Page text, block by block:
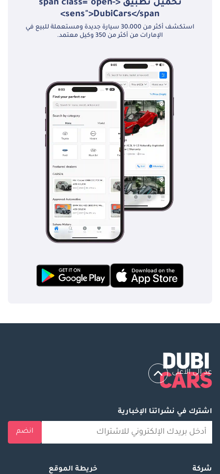
تحميل تطبيق <span class="open-
sens">DubiCars</span>
استكشف أكثر من 30،000 سيارة جديدة ومستعملة للبيع في
الإمارات من أكثر من 350 وكيل معتمد.
عد إلى الأعلى
اشترك في نشراتنا الإخبارية
انضم
شركة
خريطة الموقع